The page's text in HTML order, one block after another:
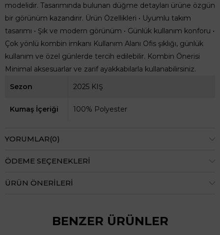
modelidir. Tasarımında bulunan düğme detayları ürüne özgün
bir görünüm kazandırır. Ürün Özellikleri • Uyumlu takım
tasarımı • Şık ve modern görünüm • Günlük kullanım konforu •
Çok yönlü kombin imkanı Kullanım Alanı Ofis şıklığı, günlük
kullanım ve özel günlerde tercih edilebilir. Kombin Önerisi
Minimal aksesuarlar ve zarif ayakkabılarla kullanabilirsiniz.
Sezon
2025 KIŞ
Kumaş İçeriği 100% Polyester
YORUMLAR(0)
ÖDEME SEÇENEKLERI
ÜRÜN ÖNERILERI
BENZER ÜRÜNLER